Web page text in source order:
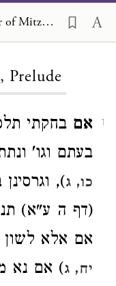
Reshit Chokhmah, Chapter of Mitzvot, Prelude
Prelude
1 אם בחקתי
בעתם וגו'
כו, ג),
(דף ה ע"א)
אם אלא לשון
יח, ג) אם נא